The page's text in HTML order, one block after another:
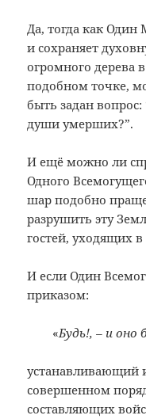
Да, тогда как
и сохраняет
огромного дерева
подобном точке,
быть задан
души умерших?”.
И ещё можно ли
Одного
шар подобно
разрушить эту
гостей, уходящих
И если Один
приказом:
«Будь!, – и оно
устанавливающий
совершенном
составляющих